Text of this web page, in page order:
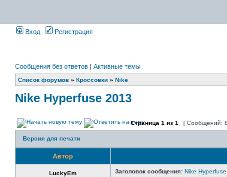
Вход Регистрация
Сообщения без ответов | Активные темы
Список форумов » Кроссовки » Nike
Nike Hyperfuse 2013
Страница 1 из 1 [ Сообщений:
Версия для печати
Автор
LuckyEm Заголовок сообщения: Nike